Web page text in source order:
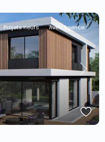
Next
Projets neufs Avec Agence